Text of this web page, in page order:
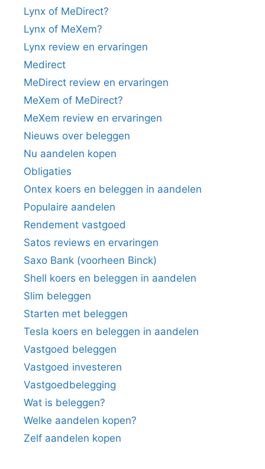
Lynx of MeDirect?
Lynx of MeXem?
Lynx review en ervaringen
Medirect
MeDirect review en ervaringen
MeXem of MeDirect?
MeXem review en ervaringen
Nieuws over beleggen
Nu aandelen kopen
Obligaties
Ontex koers en beleggen in aandelen
Populaire aandelen
Rendement vastgoed
Satos reviews en ervaringen
Saxo Bank (voorheen Binck)
Shell koers en beleggen in aandelen
Slim beleggen
Starten met beleggen
Tesla koers en beleggen in aandelen
Vastgoed beleggen
Vastgoed investeren
Vastgoedbelegging
Wat is beleggen?
Welke aandelen kopen?
Zelf aandelen kopen